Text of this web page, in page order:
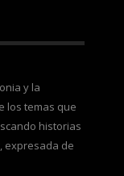
y la
los temas que
historias
expresada de